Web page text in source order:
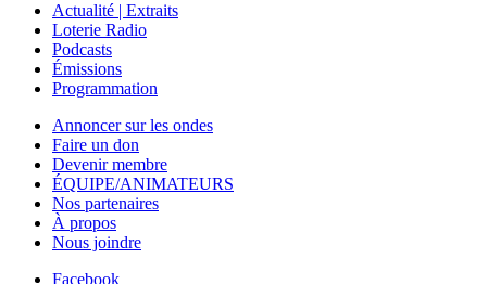
Actualité | Extraits
Loterie Radio
Podcasts
Émissions
Programmation
Annoncer sur les ondes
Faire un don
Devenir membre
ÉQUIPE/ANIMATEURS
Nos partenaires
À propos
Nous joindre
Facebook